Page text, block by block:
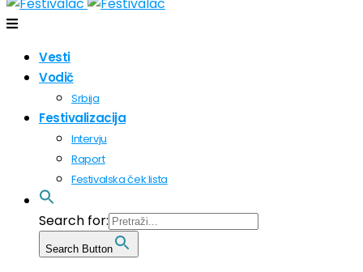
Vesti
Vodič
Srbija
Festivalizacija
Intervju
Raport
Festivalska ček lista
Search for:
Search Button